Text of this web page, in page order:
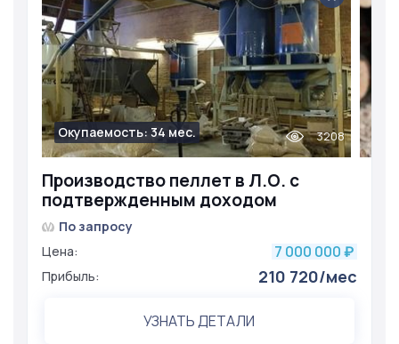
Производство пеллет в Л.О. с
подтвержденным доходом
Окупаемость: 34 мес. 3208
По запросу
Цена:
7 000 000 ₽
Прибыль: 210 720/мес
УЗНАТЬ ДЕТАЛИ